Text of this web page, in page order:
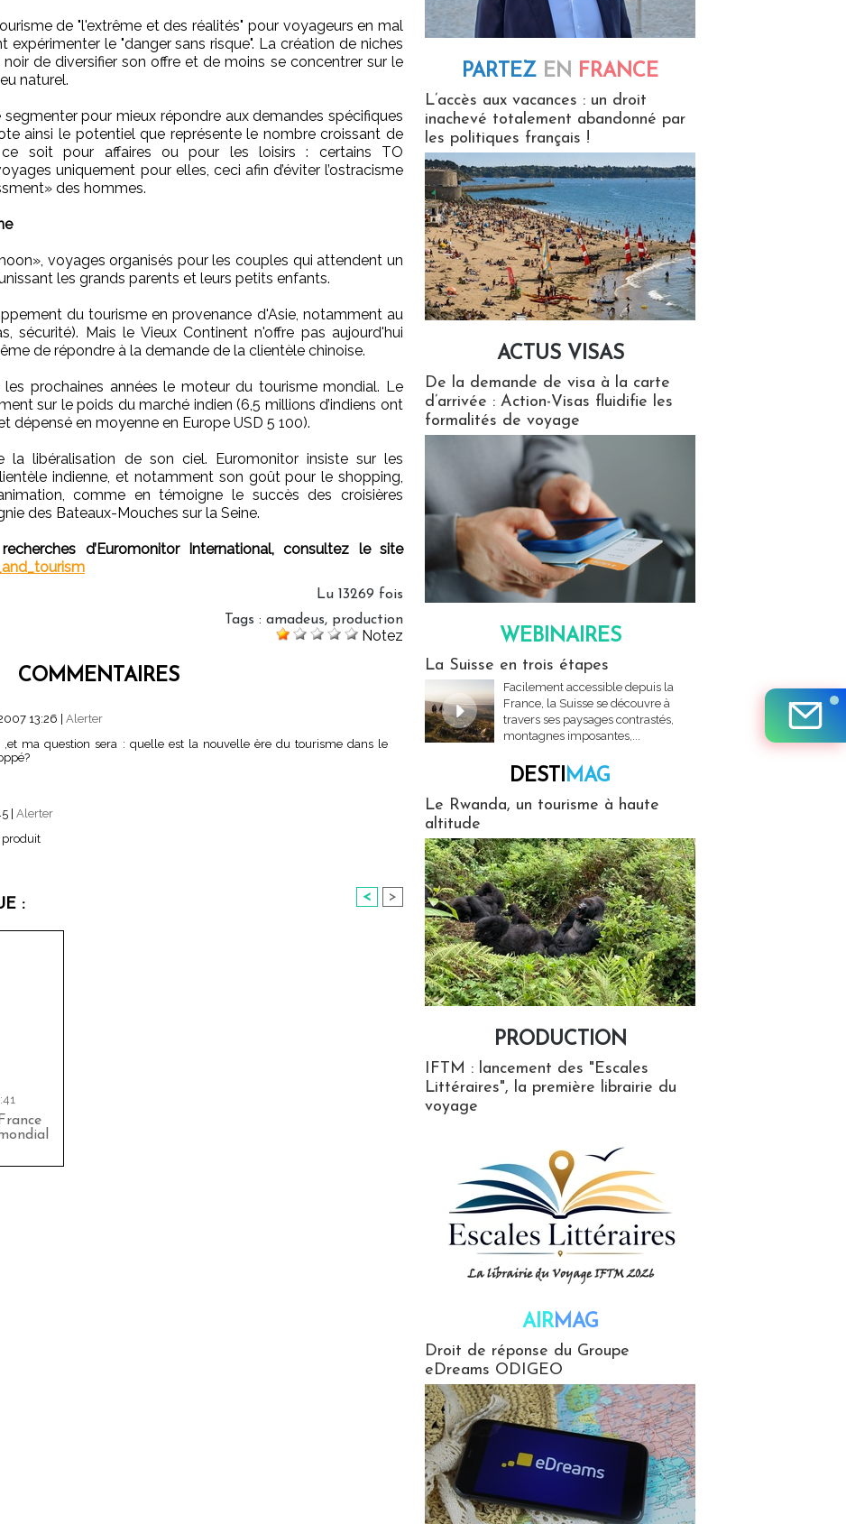
de "l'extrême et des réalités" pour voyageurs en mal
expérimenter le "danger sans risque". La création de niches
de diversifier son offre et de moins se concentrer sur le
naturel.
segmenter pour mieux répondre aux demandes spécifiques
ainsi le potentiel que représente le nombre croissant de
soit pour affaires ou pour les loisirs : certains TO
uniquement pour elles, ceci afin d’éviter l’ostracisme
des hommes.
voyages organisés pour les couples qui attendent un
les grands parents et leurs petits enfants.
du tourisme en provenance d'Asie, notamment au
sécurité). Mais le Vieux Continent n'offre pas aujourd'hui
de répondre à la demande de la clientèle chinoise.
les prochaines années le moteur du tourisme mondial. Le
sur le poids du marché indien (6,5 millions d’indiens ont
dépensé en moyenne en Europe USD 5 100).
la libéralisation de son ciel. Euromonitor insiste sur les
indienne, et notamment son goût pour le shopping,
comme en témoigne le succès des croisières
des Bateaux-Mouches sur la Seine.
d’Euromonitor International, consultez le site
Lu 13269 fois
Tags : amadeus, production
Notez
COMMENTAIRES
13:26
Alerter
ma question sera : quelle est la nouvelle ère du tourisme dans le
Alerter
produit
: < >
PARTEZ EN FRANCE
L’accès aux vacances : un droit
inachevé totalement abandonné par
les politiques français !
ACTUS VISAS
De la demande de visa à la carte
d’arrivée : Action-Visas fluidifie les
formalités de voyage
WEBINAIRES
La Suisse en trois étapes
Facilement accessible depuis la
France, la Suisse se découvre à
travers ses paysages contrastés,
montagnes imposantes,...
DESTIMAG
Le Rwanda, un tourisme à haute
altitude
PRODUCTION
IFTM : lancement des "Escales
Littéraires", la première librairie du
voyage
AIRMAG
Droit de réponse du Groupe
eDreams ODIGEO